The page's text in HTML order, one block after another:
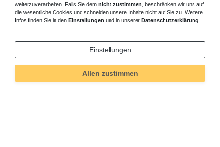
weiterzuverarbeiten. Falls Sie dem nicht zustimmen , beschränken wir uns auf
die wesentliche Cookies und schneiden unsere Inhalte nicht auf Sie zu. Weitere
Infos finden Sie in den Einstellungen und in unserer Datenschutzerklärung
Einstellungen
Allen zustimmen